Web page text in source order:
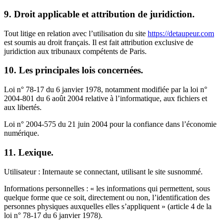
9. Droit applicable et attribution de juridiction.
Tout litige en relation avec l’utilisation du site https://detaupeur.com
est soumis au droit français. Il est fait attribution exclusive de
juridiction aux tribunaux compétents de Paris.
10. Les principales lois concernées.
Loi n° 78-17 du 6 janvier 1978, notamment modifiée par la loi n°
2004-801 du 6 août 2004 relative à l’informatique, aux fichiers et
aux libertés.
Loi n° 2004-575 du 21 juin 2004 pour la confiance dans l’économie
numérique.
11. Lexique.
Utilisateur : Internaute se connectant, utilisant le site susnommé.
Informations personnelles : « les informations qui permettent, sous
quelque forme que ce soit, directement ou non, l’identification des
personnes physiques auxquelles elles s’appliquent » (article 4 de la
loi n° 78-17 du 6 janvier 1978).